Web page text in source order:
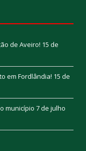
de Aveiro! 15 de
em Fordlândia! 15 de
município 7 de julho